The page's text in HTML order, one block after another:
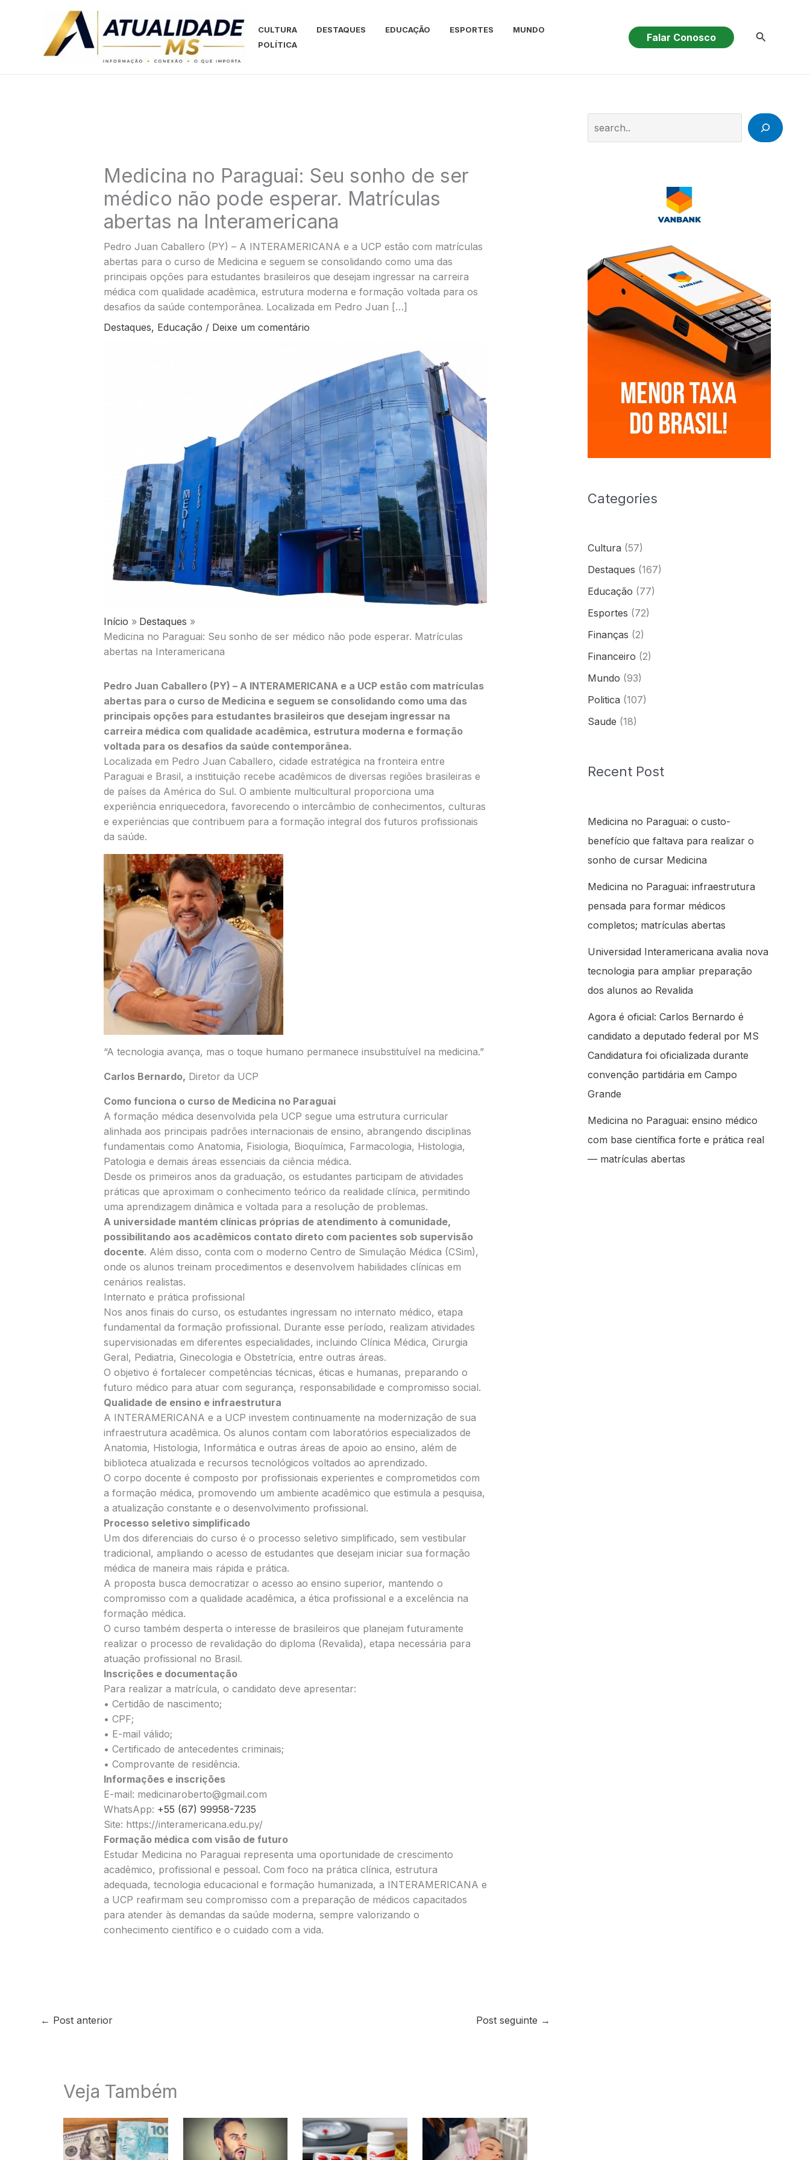
CULTURA DESTAQUES EDUCAÇÃO ESPORTES
MUNDO
POLÍTICA
Falar Conosco Pesquisar
Medicina no Paraguai: Seu sonho de ser
médico não pode esperar. Matrículas
abertas na Interamericana
Pedro Juan Caballero (PY) – A INTERAMERICANA e a UCP estão com matrículas
abertas para o curso de Medicina e seguem se consolidando como uma das
principais opções para estudantes brasileiros que desejam ingressar na carreira
médica com qualidade acadêmica, estrutura moderna e formação voltada para os
desafios da saúde contemporânea. Localizada em Pedro Juan […]
Destaques, Educação / Deixe um comentário
Início
Destaques
Medicina no Paraguai: Seu sonho de ser médico não pode esperar. Matrículas
abertas na Interamericana
Pedro Juan Caballero (PY) – A INTERAMERICANA e a UCP estão com matrículas
abertas para o curso de Medicina e seguem se consolidando como uma das
principais opções para estudantes brasileiros que desejam ingressar na
carreira médica com qualidade acadêmica, estrutura moderna e formação
voltada para os desafios da saúde contemporânea.
Localizada em Pedro Juan Caballero, cidade estratégica na fronteira entre
Paraguai e Brasil, a instituição recebe acadêmicos de diversas regiões brasileiras e
de países da América do Sul. O ambiente multicultural proporciona uma
experiência enriquecedora, favorecendo o intercâmbio de conhecimentos, culturas
e experiências que contribuem para a formação integral dos futuros profissionais
da saúde.
“A tecnologia avança, mas o toque humano permanece insubstituível na medicina.”
Carlos Bernardo, Diretor da UCP
Como funciona o curso de Medicina no Paraguai
A formação médica desenvolvida pela UCP segue uma estrutura curricular
alinhada aos principais padrões internacionais de ensino, abrangendo disciplinas
fundamentais como Anatomia, Fisiologia, Bioquímica, Farmacologia, Histologia,
Patologia e demais áreas essenciais da ciência médica.
Desde os primeiros anos da graduação, os estudantes participam de atividades
práticas que aproximam o conhecimento teórico da realidade clínica, permitindo
uma aprendizagem dinâmica e voltada para a resolução de problemas.
A universidade mantém clínicas próprias de atendimento à comunidade,
possibilitando aos acadêmicos contato direto com pacientes sob supervisão
docente. Além disso, conta com o moderno Centro de Simulação Médica (CSim),
onde os alunos treinam procedimentos e desenvolvem habilidades clínicas em
cenários realistas.
Internato e prática profissional
Nos anos finais do curso, os estudantes ingressam no internato médico, etapa
fundamental da formação profissional. Durante esse período, realizam atividades
supervisionadas em diferentes especialidades, incluindo Clínica Médica, Cirurgia
Geral, Pediatria, Ginecologia e Obstetrícia, entre outras áreas.
O objetivo é fortalecer competências técnicas, éticas e humanas, preparando o
futuro médico para atuar com segurança, responsabilidade e compromisso social.
Qualidade de ensino e infraestrutura
A INTERAMERICANA e a UCP investem continuamente na modernização de sua
infraestrutura acadêmica. Os alunos contam com laboratórios especializados de
Anatomia, Histologia, Informática e outras áreas de apoio ao ensino, além de
biblioteca atualizada e recursos tecnológicos voltados ao aprendizado.
O corpo docente é composto por profissionais experientes e comprometidos com
a formação médica, promovendo um ambiente acadêmico que estimula a pesquisa,
a atualização constante e o desenvolvimento profissional.
Processo seletivo simplificado
Um dos diferenciais do curso é o processo seletivo simplificado, sem vestibular
tradicional, ampliando o acesso de estudantes que desejam iniciar sua formação
médica de maneira mais rápida e prática.
A proposta busca democratizar o acesso ao ensino superior, mantendo o
compromisso com a qualidade acadêmica, a ética profissional e a excelência na
formação médica.
O curso também desperta o interesse de brasileiros que planejam futuramente
realizar o processo de revalidação do diploma (Revalida), etapa necessária para
atuação profissional no Brasil.
Inscrições e documentação
Para realizar a matrícula, o candidato deve apresentar:
•⁠ ⁠Certidão de nascimento;
•⁠ ⁠CPF;
•⁠ ⁠E-mail válido;
•⁠ ⁠Certificado de antecedentes criminais;
•⁠ ⁠Comprovante de residência.
Informações e inscrições
E-mail: medicinaroberto@gmail.com
WhatsApp: +55 (67) 99958-7235
Site: https://interamericana.edu.py/
Formação médica com visão de futuro
Estudar Medicina no Paraguai representa uma oportunidade de crescimento
acadêmico, profissional e pessoal. Com foco na prática clínica, estrutura
adequada, tecnologia educacional e formação humanizada, a INTERAMERICANA e
a UCP reafirmam seu compromisso com a preparação de médicos capacitados
para atender às demandas da saúde moderna, sempre valorizando o
conhecimento científico e o cuidado com a vida.
← Post anterior Post seguinte →
Veja Também
Categories
Cultura (57)
Destaques (167)
Educação (77)
Esportes (72)
Finanças (2)
Financeiro (2)
Mundo (93)
Politica (107)
Saude (18)
Recent Post
Medicina no Paraguai: o custo-
benefício que faltava para realizar o
sonho de cursar Medicina
Medicina no Paraguai: infraestrutura
pensada para formar médicos
completos; matrículas abertas
Universidad Interamericana avalia nova
tecnologia para ampliar preparação
dos alunos ao Revalida
Agora é oficial: Carlos Bernardo é
candidato a deputado federal por MS
Candidatura foi oficializada durante
convenção partidária em Campo
Grande
Medicina no Paraguai: ensino médico
com base científica forte e prática real
— matrículas abertas